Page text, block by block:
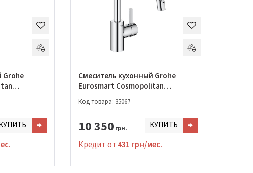
Grohe
Смеситель кухонный Grohe
Eurosmart Cosmopolitan
(31481001)
Код товара: 35067
10 350 грн. КУПИТЬ
Кредит от 431 грн/мес.